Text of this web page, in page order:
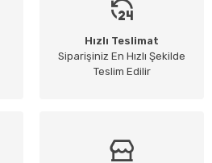
Hızlı Teslimat
Siparişiniz En Hızlı Şekilde
Teslim Edilir